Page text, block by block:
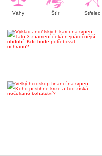
Váhy Štír Střelec